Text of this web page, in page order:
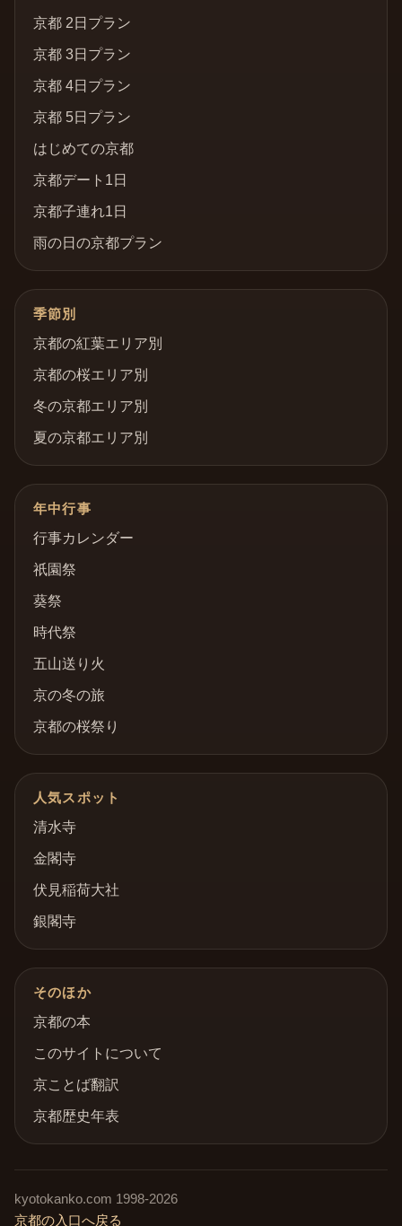
京都 2日プラン
京都 3日プラン
京都 4日プラン
京都 5日プラン
はじめての京都
京都デート1日
京都子連れ1日
雨の日の京都プラン
季節別
京都の紅葉エリア別
京都の桜エリア別
冬の京都エリア別
夏の京都エリア別
年中行事
行事カレンダー
祇園祭
葵祭
時代祭
五山送り火
京の冬の旅
京都の桜祭り
人気スポット
清水寺
金閣寺
伏見稲荷大社
銀閣寺
そのほか
京都の本
このサイトについて
京ことば翻訳
京都歴史年表
kyotokanko.com 1998-2026
京都の入口へ戻る